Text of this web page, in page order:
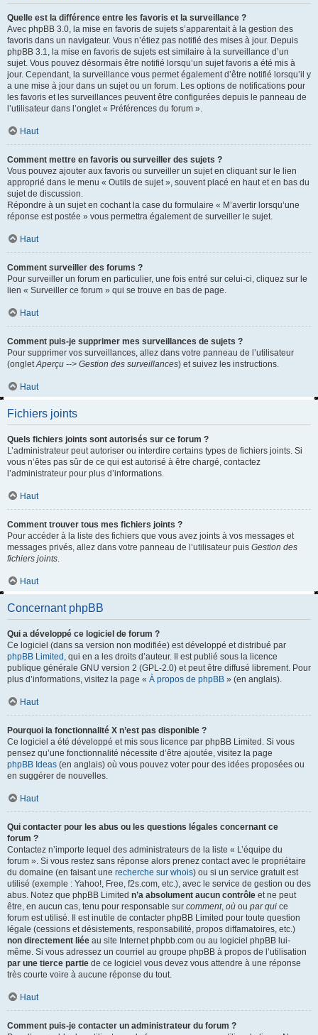
Quelle est la différence entre les favoris et la surveillance ?
Avec phpBB 3.0, la mise en favoris de sujets s’apparentait à la gestion des
favoris dans un navigateur. Vous n’étiez pas notifié des mises à jour. Depuis
phpBB 3.1, la mise en favoris de sujets est similaire à la surveillance d’un
sujet. Vous pouvez désormais être notifié lorsqu’un sujet favoris a été mis à
jour. Cependant, la surveillance vous permet également d’être notifié lorsqu’il y
a une mise à jour dans un sujet ou un forum. Les options de notifications pour
les favoris et les surveillances peuvent être configurées depuis le panneau de
l’utilisateur dans l’onglet « Préférences du forum ».
Haut
Comment mettre en favoris ou surveiller des sujets ?
Vous pouvez ajouter aux favoris ou surveiller un sujet en cliquant sur le lien
approprié dans le menu « Outils de sujet », souvent placé en haut et en bas du
sujet de discussion.
Répondre à un sujet en cochant la case du formulaire « M’avertir lorsqu’une
réponse est postée » vous permettra également de surveiller le sujet.
Haut
Comment surveiller des forums ?
Pour surveiller un forum en particulier, une fois entré sur celui-ci, cliquez sur le
lien « Surveiller ce forum » qui se trouve en bas de page.
Haut
Comment puis-je supprimer mes surveillances de sujets ?
Pour supprimer vos surveillances, allez dans votre panneau de l’utilisateur
(ongletAperçu --> Gestion des surveillances) et suivez les instructions.
Haut
Fichiers joints
Quels fichiers joints sont autorisés sur ce forum ?
L’administrateur peut autoriser ou interdire certains types de fichiers joints. Si
vous n’êtes pas sûr de ce qui est autorisé à être chargé, contactez
l’administrateur pour plus d’informations.
Haut
Comment trouver tous mes fichiers joints ?
Pour accéder à la liste des fichiers que vous avez joints à vos messages et
messages privés, allez dans votre panneau de l’utilisateur puis Gestion des
fichiers joints.
Haut
Concernant phpBB
Qui a développé ce logiciel de forum ?
Ce logiciel (dans sa version non modifiée) est développé et distribué par
phpBB Limited , qui en a les droits d’auteur. Il est publié sous la licence
publique générale GNU version 2 (GPL-2.0) et peut être diffusé librement. Pour
plus d’informations, visitez la page « À propos de phpBB » (en anglais).
Haut
Pourquoi la fonctionnalité X n’est pas disponible ?
Ce logiciel a été développé et mis sous licence par phpBB Limited. Si vous
pensez qu’une fonctionnalité nécessite d’être ajoutée, visitez la page
phpBB Ideas (en anglais) où vous pouvez voter pour des idées proposées ou
en suggérer de nouvelles.
Haut
Qui contacter pour les abus ou les questions légales concernant ce
forum ?
Contactez n’importe lequel des administrateurs de la liste « L’équipe du
forum ». Si vous restez sans réponse alors prenez contact avec le propriétaire
du domaine (en faisant une recherche sur whois) ou si un service gratuit est
utilisé (exemple : Yahoo!, Free, f2s.com, etc.), avec le service de gestion ou des
abus. Notez que phpBB Limited n’a absolument aucun contrôle et ne peut
être, en aucun cas, tenu pour responsable sur comment, où ou par qui ce
forum est utilisé. Il est inutile de contacter phpBB Limited pour toute question
légale (cessions et désistements, responsabilité, propos diffamatoires, etc.)
non directement liée au site Internet phpbb.com ou au logiciel phpBB lui-
même. Si vous adressez un courriel au groupe phpBB à propos de l’utilisation
par une tierce partie de ce logiciel vous devez vous attendre à une réponse
très courte voire à aucune réponse du tout.
Haut
Comment puis-je contacter un administrateur du forum ?